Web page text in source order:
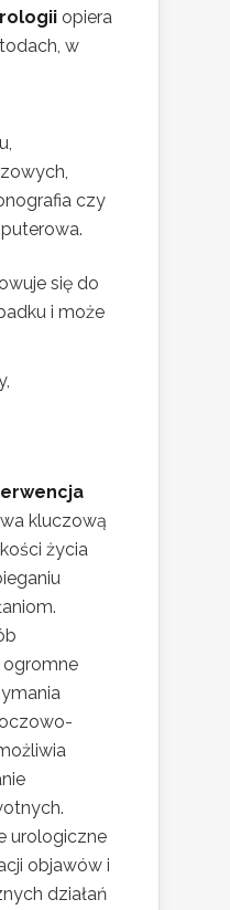
opiera
w
czy
się do
i może
kluczową
życia
urologiczne
objawów i
działań